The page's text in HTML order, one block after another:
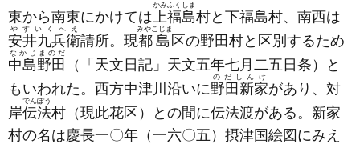
東から南東にかけては上福島
かみふくしま
村と下福島村、南西は
安井九兵衛
やすいくへえ
請所。現都島
みやこじま
区の野田村と区別するため
中島野田
なかじまのだ
（「天文日記」天文五年七月二五日条）
と
もいわれた。西方中津川沿いに野田新家
のだしんけ
があり、対
岸伝法
でんぽう
村 （現此花区）
との間に伝法渡がある。新家
村の名は慶長一〇年 （一六〇五） 摂津国絵図にみえ